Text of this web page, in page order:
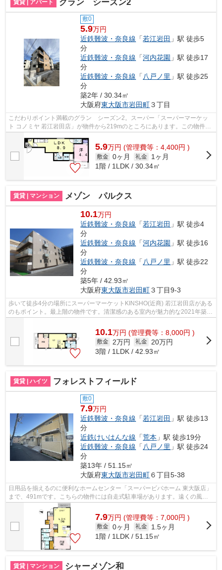
賃貸 | アパート グラン シーズン2
敷0
5.9万円
近鉄難波・奈良線 「若江岩田 」駅 徒歩5
分
近鉄難波・奈良線 「河内花園 」駅 徒歩17
分
近鉄難波・奈良線 「八戸ノ里 」駅 徒歩25
分
築2年 / 30.34㎡
大阪府東大阪市岩田町３丁目
こだわりポイント満載のグラン シーズン2。スーパー「スーパーマーケッ
ト コノミヤ 若江岩田店」が物件から219mのところにあります。この物件は
5.9万円 (管理費等：4,400円 )
敷金 0ヶ月 礼金
1ヶ月
1階 / 1LDK / 30.34㎡
賃貸 | マンション メゾン パルクス
10.1万円
近鉄難波・奈良線 「若江岩田 」駅 徒歩4
分
近鉄難波・奈良線 「河内花園 」駅 徒歩16
分
近鉄難波・奈良線 「八戸ノ里 」駅 徒歩22
分
築5年 / 42.93㎡
大阪府東大阪市岩田町３丁目9-3
歩いて徒歩4分の場所にスーパーマーケットKINSHO(近商) 若江岩田店がある
のもポイント。最上階の物件です。清潔感のある室内が魅力的な2021年築の
10.1万円 (管理費等：8,000円 )
敷金 2万円 礼金
20万円
3階 / 1LDK / 42.93㎡
賃貸 | ハイツ フォレストフィールド
敷0
7.9万円
近鉄難波・奈良線 「若江岩田 」駅 徒歩13
分
近鉄けいはんな線 「荒本 」駅 徒歩19分
近鉄難波・奈良線 「 八戸ノ里 」駅 徒歩24
分
築13年 / 51.15㎡
大阪府東大阪市岩田町６丁目5-38
日用品を揃えるのに便利なホームセンター「スーパービバホーム 東大阪店」
まで、491mです。こちらの物件には自走式駐車場があります。遠くの風景
を見つめることは視力回復にも繋がりま...
7.9万円 (管理費等：7,000円 )
敷金 0ヶ月 礼金
1.5ヶ月
1階 / 1LDK / 51.15㎡
賃貸 | マンション シャーメゾン和